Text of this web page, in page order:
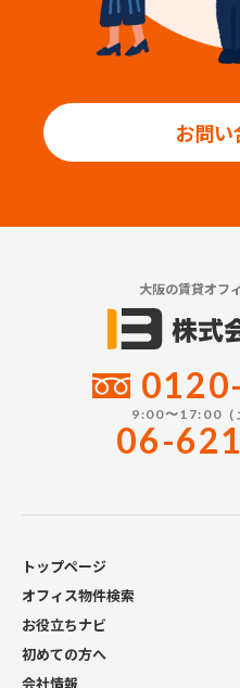
お問い
大阪の賃貸オフ
9:00〜17:00（
06-
トップページ
オフィス物件検索
お役立ちナビ
初めての方へ
会社情報